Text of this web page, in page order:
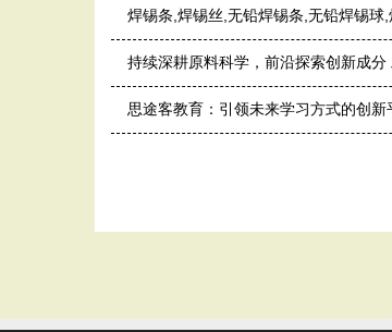
焊锡条,焊锡丝,无铅焊锡条,无铅焊锡
持续深耕原料科学，前沿探索创新成
思途客教育：引领未来学习方式的创新